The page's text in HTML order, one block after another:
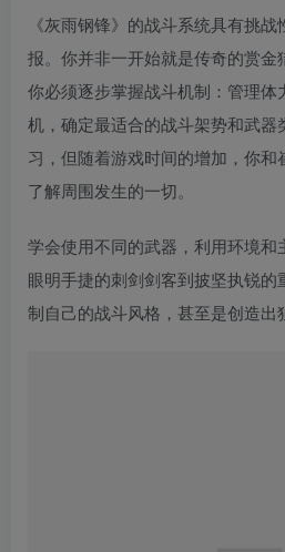
《灰雨钢锋》的战斗系统具有挑
报。你并非一开始就是传奇的赏金
你必须逐步掌握战斗机制：管理
机，确定最适合的战斗架势和武器
习，但随着游戏时间的增加，你和
了解周围发生的一切。
学会使用不同的武器，利用环境和
眼明手捷的刺剑剑客到披坚执锐
制自己的战斗风格，甚至是创造出